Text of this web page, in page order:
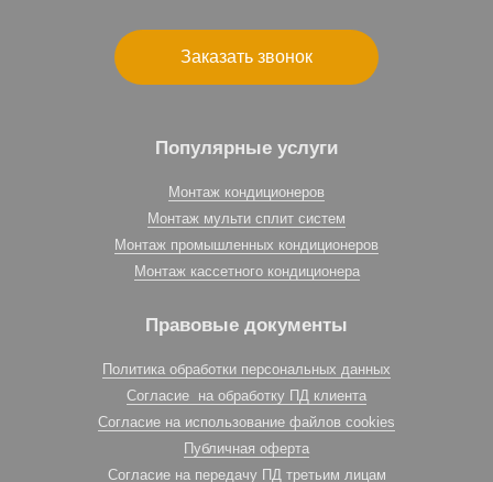
Заказать звонок
Популярные услуги
Монтаж кондиционеров
Монтаж мульти сплит систем
Монтаж промышленных кондиционеров
Монтаж кассетного кондиционера
Правовые документы
Политика обработки персональных данных
Согласие на обработку ПД клиента
Согласие на использование файлов cookies
Публичная оферта
Согласие на передачу ПД третьим лицам